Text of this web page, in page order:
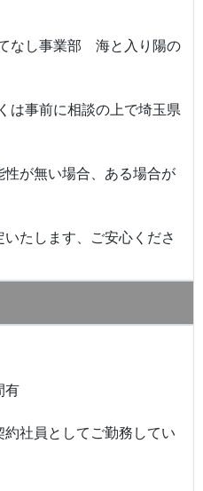
なし事業部 海と入り陽の
は事前に相談の上で埼玉県
が無い場合、ある場合が
たします、ご安心くださ
有
社員としてご勤務してい